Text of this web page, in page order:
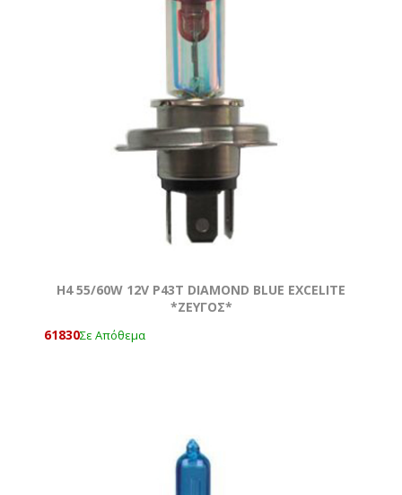
H4 55/60W 12V P43T DIAMOND BLUE EXCELITE
*ZEYΓOΣ*
61830Σε Απόθεμα